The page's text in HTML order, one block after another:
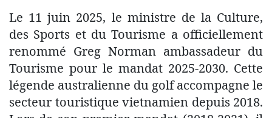
Le 11 juin 2025, le ministre de la Culture,
des Sports et du Tourisme a officiellement
renommé Greg Norman ambassadeur du
Tourisme pour le mandat 2025-2030. Cette
légende australienne du golf accompagne le
secteur touristique vietnamien depuis 2018.